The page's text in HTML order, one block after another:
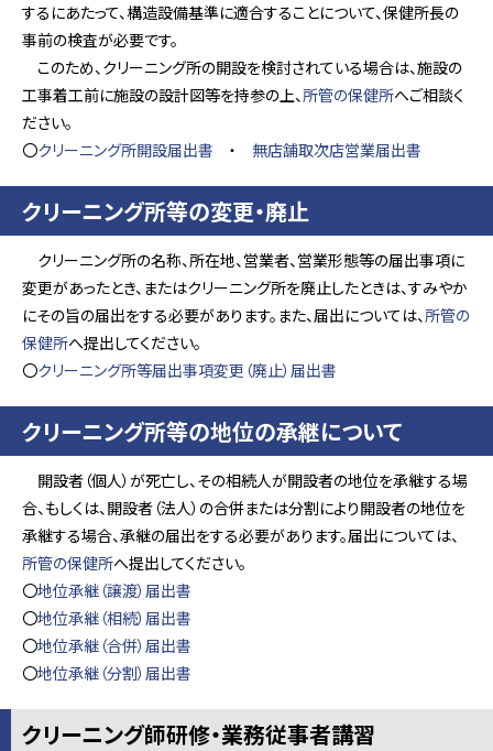
するにあたって、構造設備基準に適合することについて、保健所長の
事前の検査が必要です。
このため、クリーニング所の開設を検討されている場合は、施設の
工事着工前に施設の設計図等を持参の上、所管の保健所へご相談く
ださい。
〇クリーニング所開設届出書 ・ 無店舗取次店営業届出書
クリーニング所等の変更・廃止
クリーニング所の名称、所在地、営業者、営業形態等の届出事項に
変更があったとき、またはクリーニング所を廃止したときは、すみやか
にその旨の届出をする必要があります。また、届出については、所管の
保健所へ提出してください。
〇クリーニング所等届出事項変更（廃止）届出書
クリーニング所等の地位の承継について
開設者（個人）が死亡し、その相続人が開設者の地位を承継する場
合、もしくは、開設者（法人）の合併または分割により開設者の地位を
承継する場合、承継の届出をする必要があります。届出については、
所管の保健所へ提出してください。
〇地位承継（譲渡）届出書
〇地位承継（相続）届出書
〇地位承継（合併）届出書
〇地位承継（分割）届出書
クリーニング師研修・業務従事者講習